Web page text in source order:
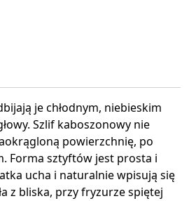
je chłodnym, niebieskim
Szlif kaboszonowy nie
powierzchnię, po
Forma sztyftów jest prosta i
ucha i naturalnie wpisują się
z bliska, przy fryzurze spiętej